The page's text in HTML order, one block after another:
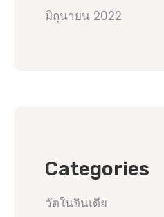
มิถุนายน 2022
Categories
วัดในอินเดีย